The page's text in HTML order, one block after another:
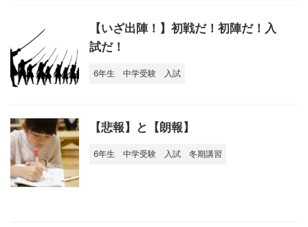
【いざ出陣！】初戦だ！初陣だ！入
試だ！
6年生 中学受験 入試
【悲報】と【朗報】
6年生 中学受験 入試 冬期講習